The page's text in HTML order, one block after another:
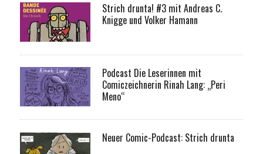
Strich drunta! #3 mit Andreas C.
Knigge und Volker Hamann
Podcast Die Leserinnen mit
Comiczeichnerin Rinah Lang: „Peri
Meno“
Neuer Comic-Podcast: Strich drunta